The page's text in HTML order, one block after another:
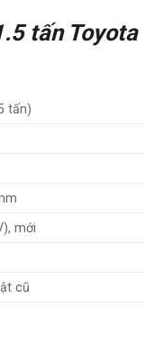
tấn Toyota
tấn)
mới
cũ